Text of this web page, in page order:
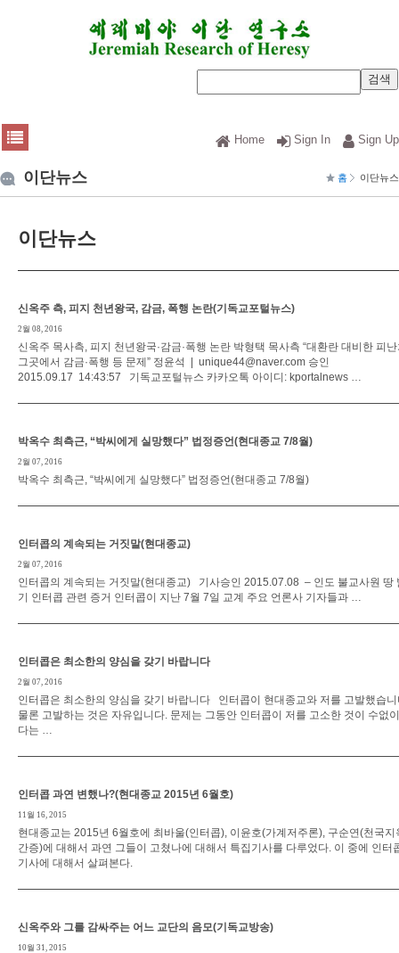
Home Sign In Sign Up
이단뉴스 홈 이단뉴스
이단뉴스
신옥주 측, 피지 천년왕국, 감금, 폭행 논란(기독교포털뉴스)
2월 08, 2016
신옥주 목사측, 피지 천년왕국·감금·폭행 논란 박형택 목사측 “대환란 대비한 피
그곳에서 감금·폭행 등 문제” 정윤석 | unique44@naver.com 승인
2015.09.17 14:43:57 기독교포털뉴스 카카오톡 아이디: kportalnews …
박옥수 최측근, “박씨에게 실망했다” 법정증언(현대종교 7/8월)
2월 07, 2016
박옥수 최측근, “박씨에게 실망했다” 법정증언(현대종교 7/8월)
인터콥의 계속되는 거짓말(현대종교)
2월 07, 2016
인터콥의 계속되는 거짓말(현대종교) 기사승인 2015.07.08 – 인도 불교사원 땅
기 인터콥 관련 증거 인터콥이 지난 7월 7일 교계 주요 언론사 기자들과 …
인터콥은 최소한의 양심을 갖기 바랍니다
2월 07, 2016
인터콥은 최소한의 양심을 갖기 바랍니다 인터콥이 현대종교와 저를 고발했습
물론 고발하는 것은 자유입니다. 문제는 그동안 인터콥이 저를 고소한 것이 수없
다는 …
인터콥 과연 변했나?(현대종교 2015년 6월호)
11월 16, 2015
현대종교는 2015년 6월호에 최바울(인터콥), 이윤호(가계저주론), 구순연(천국지
간증)에 대해서 과연 그들이 고쳤나에 대해서 특집기사를 다루었다. 이 중에 인터
기사에 대해서 살펴본다.
신옥주와 그를 감싸주는 어느 교단의 음모(기독교방송)
10월 31, 2015